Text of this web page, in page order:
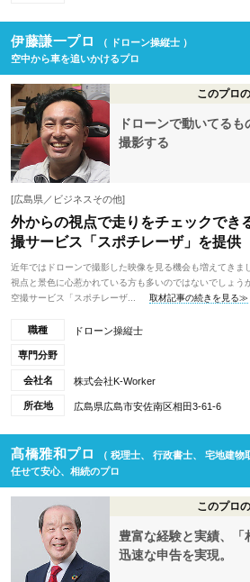
伊藤謙一プロ
（ ドローン操縦士 ）
空中から車を追いかけるプロ
このプロ
ドローンで動いてる
撮影する
[広島県／ビジネスその他]
外からの視点で走りをチェックでき
撮サービス「スポチレーザ」を提供
近年ではドローンで撮影した映像を見る機会も増えてきま
視点と景色に心惹かれている方も多いのではないでしょう
空撮サービス「スポチレーザ...
取材記事の続きを見る≫
職種 ドローン操縦士
専門分野
会社名 株式会社K-Worker
所在地 広島県広島市安佐南区相田3-61-6
髙橋雅和プロ
（ 税理士、 行政書士、 宅地建物
任せて安心、相続のプロ
このプロ
豊富な経験と実績、「
迅速な申告を実現。